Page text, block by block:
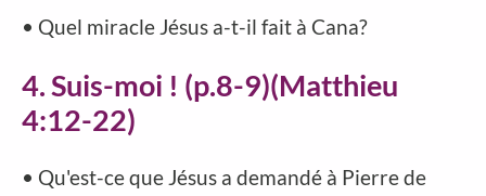
• Quel miracle Jésus a-t-il fait à Cana?
4. Suis-moi ! (p.8-9)(Matthieu
4:12-22)
• Qu'est-ce que Jésus a demandé à Pierre de